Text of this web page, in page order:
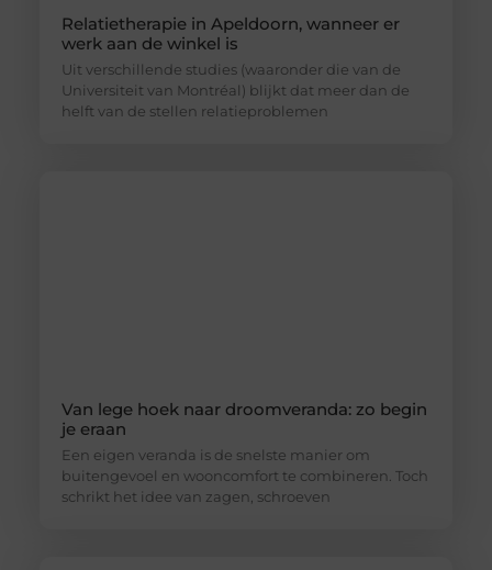
Relatietherapie in Apeldoorn, wanneer er
werk aan de winkel is
Uit verschillende studies (waaronder die van de
Universiteit van Montréal) blijkt dat meer dan de
helft van de stellen relatieproblemen
Van lege hoek naar droomveranda: zo begin
je eraan
Een eigen veranda is de snelste manier om
buitengevoel en wooncomfort te combineren. Toch
schrikt het idee van zagen, schroeven